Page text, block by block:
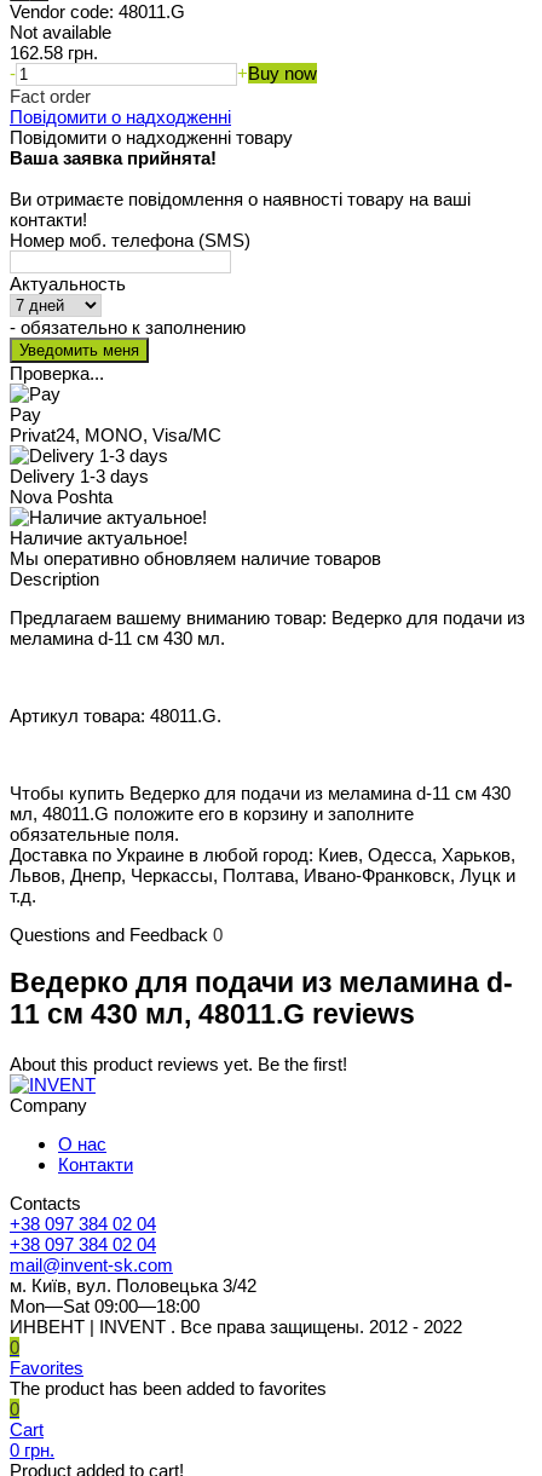
Vendor code: 48011.G
Not available
162.58 грн.
-
+Buy now
Fact order
Повідомити о надходженні
Повідомити о надходженні товару
Ваша заявка прийнята!
Ви отримаєте повідомлення о наявності товару на ваші
контакти!
Номер моб. телефона (SMS)
Актуальность
- обязательно к заполнению
Проверка...
Pay
Privat24, MONO, Visa/MC
Delivery 1-3 days
Nova Poshta
Наличие актуальное!
Мы оперативно обновляем наличие товаров
Description
Предлагаем вашему вниманию товар: Ведерко для подачи из
меламина d-11 см 430 мл.
Артикул товара: 48011.G.
Чтобы купить Ведерко для подачи из меламина d-11 см 430
мл, 48011.G положите его в корзину и заполните
обязательные поля.
Доставка по Украине в любой город: Киев, Одесса, Харьков,
Львов, Днепр, Черкассы, Полтава, Ивано-Франковск, Луцк и
т.д.
Questions and Feedback 0
Ведерко для подачи из меламина d-
11 см 430 мл, 48011.G reviews
About this product reviews yet. Be the first!
Company
О нас
Контакти
Contacts
+38 097 384 02 04
+38 097 384 02 04
mail@invent-sk.com
м. Київ, вул. Половецька 3/42
Mon—Sat 09:00—18:00
ИНВЕНТ | INVENT . Все права защищены. 2012 - 2022
0
Favorites
The product has been added to favorites
0
Cart
0 грн.
Product added to cart!